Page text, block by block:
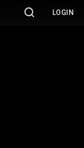
LOGIN